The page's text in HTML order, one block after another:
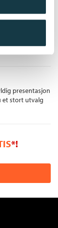
og intenst
presentasjon
et stort utvalg
*!